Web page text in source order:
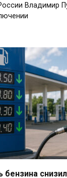
Владимир
бензина